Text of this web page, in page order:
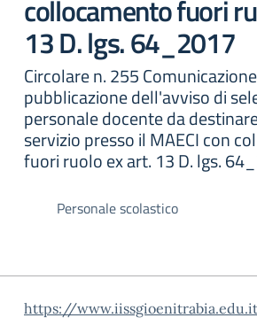
collocamento fuori
13 D. lgs. 64_2017
Circolare n. 255
pubblicazione dell'avviso di
personale docente da
servizio presso il MAECI con
fuori ruolo ex art. 13 D. lgs.
Personale scolastico
https://